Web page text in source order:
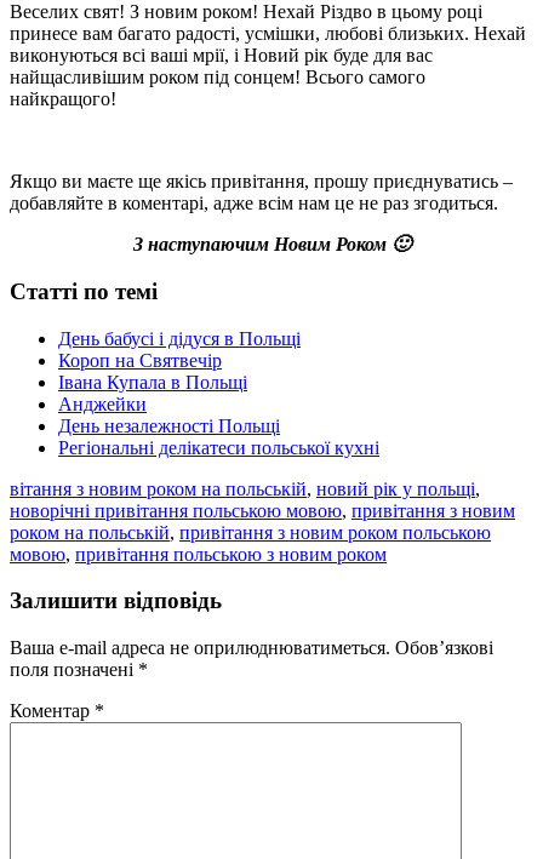
Веселих свят! З новим роком! Нехай Різдво в цьому році
принесе вам багато радості, усмішки, любові близьких. Нехай
виконуються всі ваші мрії, і Новий рік буде для вас
найщасливішим роком під сонцем! Всього самого
найкращого!
Якщо ви маєте ще якісь привітання, прошу приєднуватись –
добавляйте в коментарі, адже всім нам це не раз згодиться.
З наступаючим Новим Роком 🙂
Статті по темі
День бабусі і дідуся в Польщі
Короп на Святвечір
Івана Купала в Польщі
Анджейки
День незалежності Польщі
Регіональні делікатеси польської кухні
вітання з новим роком на польській, новий рік у польщі,
новорічні привітання польською мовою, привітання з новим
роком на польській, привітання з новим роком польською
мовою, привітання польською з новим роком
Залишити відповідь
Ваша e-mail адреса не оприлюднюватиметься. Обов’язкові
поля позначені *
Коментар *